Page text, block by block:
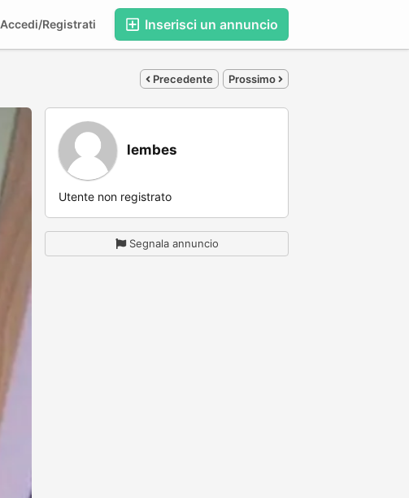
Inserisci un annuncio
Accedi/Registrati
Precedente Prossimo
lembes
Utente non registrato
Segnala annuncio